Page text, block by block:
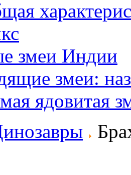
змеи Индии
змеи:
ядовитая